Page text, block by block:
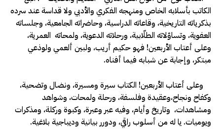
الكاتب بأسلابه الخاص ومنهجه الفكري والأدبي ولا قداسة عند سرده
بذكرياته التاريخية، وقاعاته الدراسية، وحاضراته الجامعية، وجلساته
العفوية، وتساؤلاته الطلّابية، ورحلاته الدعوية، ولمحاته العمرية،
وعلى أعتاب الأربعين! فهو حكيم أريب، ولبين ألعمي ولوذعي
مبتكر، وإجابة عن شبابه فيما أفناه.
وعلى أعتاب الأربعين! الكتاب سيرة ومسيرة، ونضال وتضحية،
وكفاح ونجاح،وعقيدة وفلسفة، ورحلة ولمحات، وشواهد
ومشاهدات، وتاريخ وأيام، وفيه عبر وعبرة، وكبوة وركلة، ومذكرات
ويوميات. يا له من أسلوب راقي، ودورر بيانية وديباجية بلاغية.